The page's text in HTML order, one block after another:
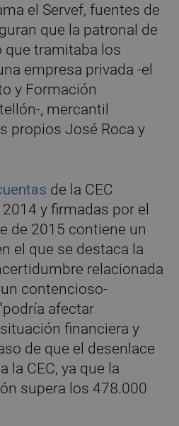
el Servef, fuentes de
que la patronal de
que tramitaba los
empresa privada -el
y Formación
, mercantil
propios José Roca y
de la CEC
y firmadas por el
de 2015 contiene un
el que se destaca la
relacionada
contencioso-
afectar
financiera y
de que el desenlace
la CEC, ya que la
supera los 478.000